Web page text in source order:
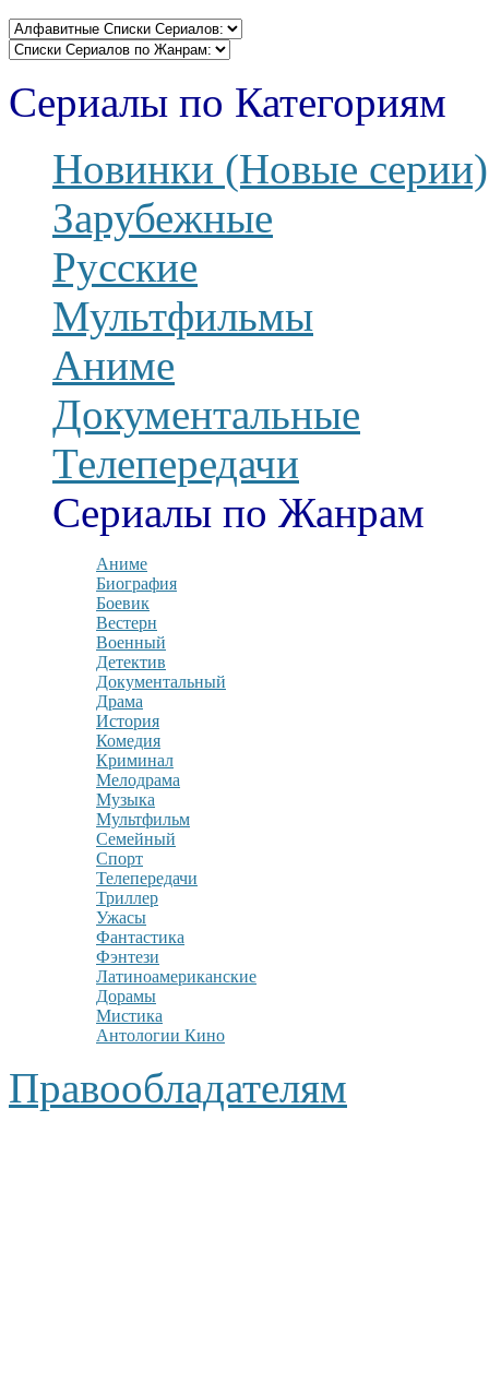
Сериалы по Категориям
Новинки (Новые серии)
Зарубежные
Русские
Мультфильмы
Аниме
Документальные
Телепередачи
Сериалы по Жанрам
Аниме
Биография
Боевик
Вестерн
Военный
Детектив
Документальный
Драма
История
Комедия
Криминал
Мелодрама
Музыка
Мультфильм
Семейный
Спорт
Телепередачи
Триллер
Ужасы
Фантастика
Фэнтези
Латиноамериканские
Дорамы
Мистика
Антологии Кино
Правообладателям